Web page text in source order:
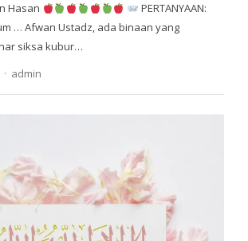
Hasan
PERTANYAAN:
… Afwan Ustadz, ada binaan yang
siksa kubur…
Author
admin